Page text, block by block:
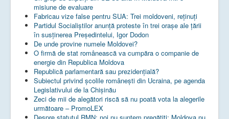
misiune de evaluare
Fabricau vize false pentru SUA: Trei moldoveni, reținuți
Partidul Socialiștilor anunță proteste în trei orașe ale țării
în susținerea Președintelui, Igor Dodon
De unde provine numele Moldovei?
O firmă de stat românească va cumpăra o companie de
energie din Republica Moldova
Republică parlamentară sau prezidențială?
Subiectul privind şcolile româneşti din Ucraina, pe agenda
Legislativului de la Chişinău
Zeci de mii de alegători riscă să nu poată vota la alegerile
următoare – PromoLEX